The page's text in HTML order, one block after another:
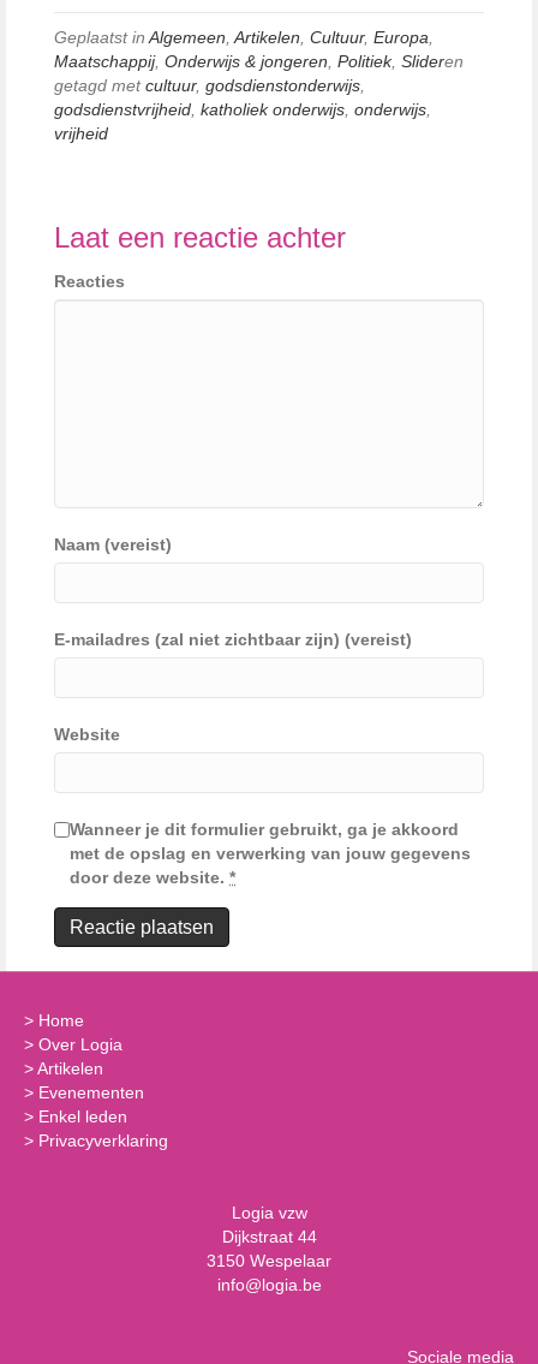
Geplaatst in Algemeen Artikelen Cultuur, Europa
Maatschappij, Onderwijs & jongeren Politiek, Slideren
getagd metcultuur, godsdienstonderwijs
godsdienstvrijheid katholiek onderwijs onderwijs
vrijheid
Laat een reactie achter
Reacties
Naam (vereist)
E-mailadres (zal niet zichtbaar zijn) (vereist)
Website
Wanneer je dit formulier gebruikt, ga je akkoord
met de opslag en verwerking van jouw gegevens
door deze website. *
> Home
> Over Logia
>Artikelen
> Evenementen
> Enkel leden
> Privacyverklaring
Logia vzw
Dijkstraat 44
3150 Wespelaar
info@logia.be
Sociale media